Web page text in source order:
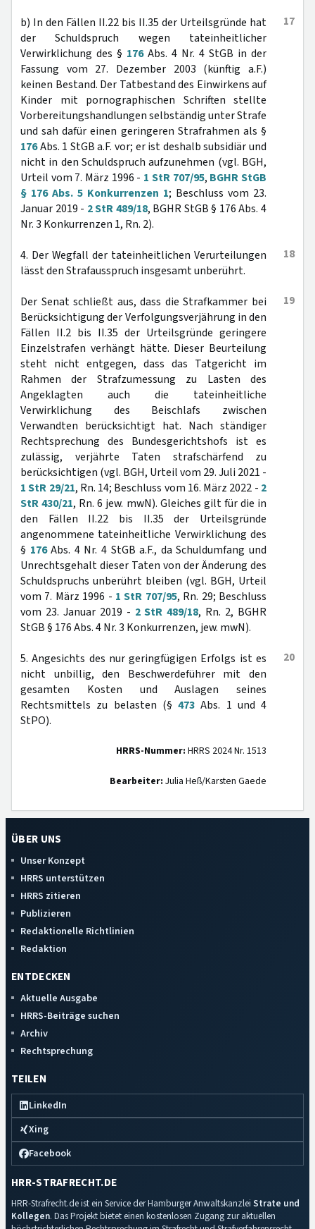
17
b) In den Fällen II.22 bis II.35 der Urteilsgründe hat
der Schuldspruch wegen tateinheitlicher
Verwirklichung des § 176Abs. 4 Nr. 4 StGB in der
Fassung vom 27. Dezember 2003 (künftig a.F.)
keinen Bestand. Der Tatbestand des Einwirkens auf
Kinder mit pornographischen Schriften stellte
Vorbereitungshandlungen selbständig unter Strafe
und sah dafür einen geringeren Strafrahmen als §
176Abs. 1 StGB a.F. vor; er ist deshalb subsidiär und
nicht in den Schuldspruch aufzunehmen (vgl. BGH,
Urteil vom 7. März 1996 - 1 StR 707/95, BGHR StGB
§ 176 Abs. 5 Konkurrenzen 1; Beschluss vom 23.
Januar 2019 - 2 StR 489/18, BGHR StGB § 176 Abs. 4
Nr. 3 Konkurrenzen 1, Rn. 2).
18
4. Der Wegfall der tateinheitlichen Verurteilungen
lässt den Strafausspruch insgesamt unberührt.
19
Der Senat schließt aus, dass die Strafkammer bei
Berücksichtigung der Verfolgungsverjährung in den
Fällen II.2 bis II.35 der Urteilsgründe geringere
Einzelstrafen verhängt hätte. Dieser Beurteilung
steht nicht entgegen, dass das Tatgericht im
Rahmen der Strafzumessung zu Lasten des
Angeklagten auch die tateinheitliche
Verwirklichung des Beischlafs zwischen
Verwandten berücksichtigt hat. Nach ständiger
Rechtsprechung des Bundesgerichtshofs ist es
zulässig, verjährte Taten strafschärfend zu
berücksichtigen (vgl. BGH, Urteil vom 29. Juli 2021 -
1 StR 29/21, Rn. 14; Beschluss vom 16. März 2022 - 2
StR 430/21, Rn. 6 jew. mwN). Gleiches gilt für die in
den Fällen II.22 bis II.35 der Urteilsgründe
angenommene tateinheitliche Verwirklichung des
§ 176Abs. 4 Nr. 4 StGB a.F., da Schuldumfang und
Unrechtsgehalt dieser Taten von der Änderung des
Schuldspruchs unberührt bleiben (vgl. BGH, Urteil
vom 7. März 1996 - 1 StR 707/95, Rn. 29; Beschluss
vom 23. Januar 2019 - 2 StR 489/18, Rn. 2, BGHR
StGB § 176 Abs. 4 Nr. 3 Konkurrenzen, jew. mwN).
20
5. Angesichts des nur geringfügigen Erfolgs ist es
nicht unbillig, den Beschwerdeführer mit den
gesamten Kosten und Auslagen seines
Rechtsmittels zu belasten (§ 473 Abs. 1 und 4
StPO).
HRRS-Nummer: HRRS 2024 Nr. 1513
Bearbeiter: Julia Heß/Karsten Gaede
ÜBER UNS
Unser Konzept
HRRS unterstützen
HRRS zitieren
Publizieren
Redaktionelle Richtlinien
Redaktion
ENTDECKEN
Aktuelle Ausgabe
HRRS-Beiträge suchen
Archiv
Rechtsprechung
TEILEN
LinkedIn
Xing
Facebook
HRR-STRAFRECHT.DE
HRR-Strafrecht.de ist ein Service der Hamburger Anwaltskanzlei Strate und
Kollegen. Das Projekt bietet einen kostenlosen Zugang zur aktuellen